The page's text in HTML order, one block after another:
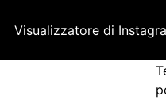
Visualizzatore di